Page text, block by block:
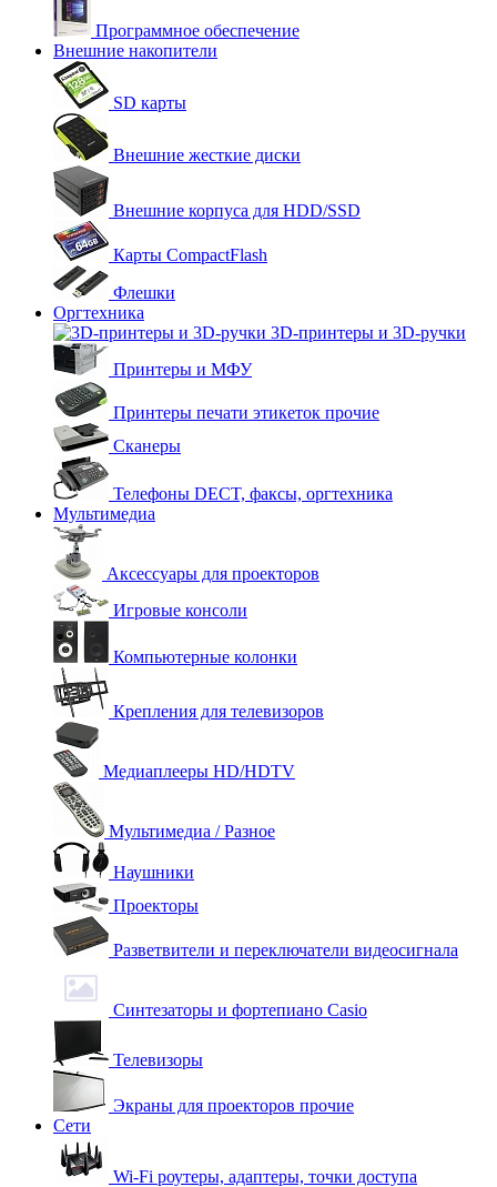
Программное обеспечение
Внешние накопители
SD карты
Внешние жесткие диски
Внешние корпуса для HDD/SSD
Карты CompactFlash
Флешки
Оргтехника
3D-принтеры и 3D-ручки
Принтеры и МФУ
Принтеры печати этикеток прочие
Сканеры
Телефоны DECT, факсы, оргтехника
Мультимедиа
Аксессуары для проекторов
Игровые консоли
Компьютерные колонки
Крепления для телевизоров
Медиаплееры HD/HDTV
Мультимедиа / Разное
Наушники
Проекторы
Разветвители и переключатели видеосигнала
Синтезаторы и фортепиано Casio
Телевизоры
Экраны для проекторов прочие
Сети
Wi-Fi роутеры, адаптеры, точки доступа